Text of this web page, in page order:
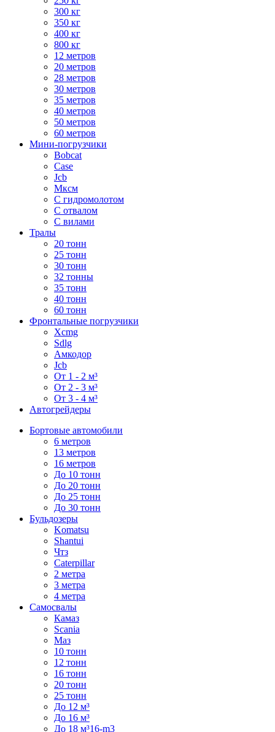
300 кг
350 кг
400 кг
800 кг
12 метров
20 метров
28 метров
30 метров
35 метров
40 метров
50 метров
60 метров
Мини-погрузчики
Bobcat
Case
Jcb
Мксм
С гидромолотом
С отвалом
С вилами
Тралы
20 тонн
25 тонн
30 тонн
32 тонны
35 тонн
40 тонн
60 тонн
Фронтальные погрузчики
Xcmg
Sdlg
Амкодор
Jcb
От 1 - 2 м³
От 2 - 3 м³
От 3 - 4 м³
Автогрейдеры
Бортовые автомобили
6 метров
13 метров
16 метров
До 10 тонн
До 20 тонн
До 25 тонн
До 30 тонн
Бульдозеры
Komatsu
Shantui
Чтз
Caterpillar
2 метра
3 метра
4 метра
Самосвалы
Камаз
Scania
Маз
10 тонн
12 тонн
16 тонн
20 тонн
25 тонн
До 12 м³
До 16 м³
До 18 м³16-m3